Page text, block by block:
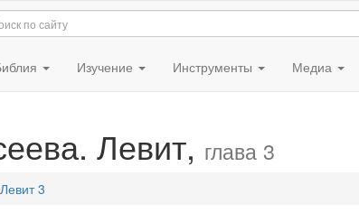
Изучение Инструменты Медиа
Левит, глава 3
Левит 3